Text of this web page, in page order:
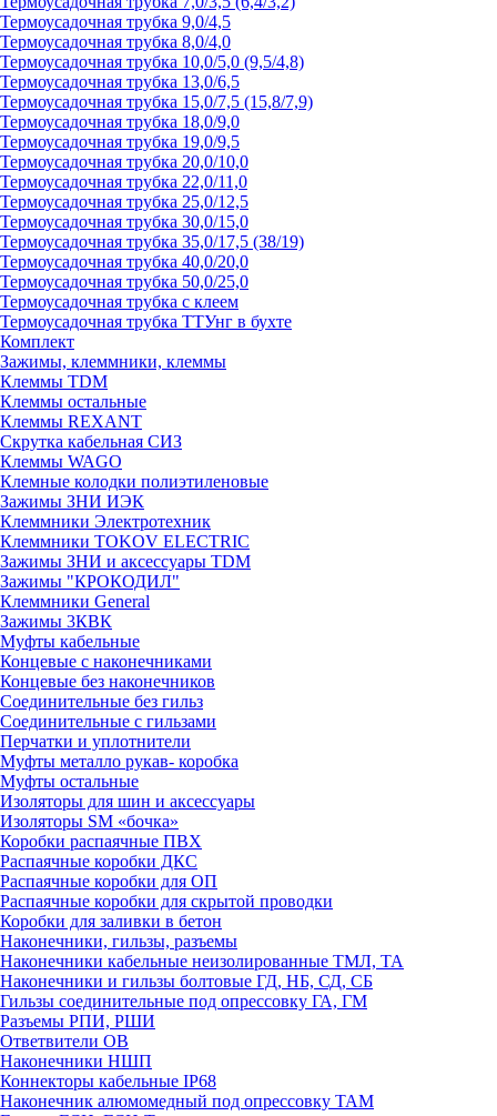
Термоусадочная трубка 9,0/4,5
Термоусадочная трубка 8,0/4,0
Термоусадочная трубка 10,0/5,0 (9,5/4,8)
Термоусадочная трубка 13,0/6,5
Термоусадочная трубка 15,0/7,5 (15,8/7,9)
Термоусадочная трубка 18,0/9,0
Термоусадочная трубка 19,0/9,5
Термоусадочная трубка 20,0/10,0
Термоусадочная трубка 22,0/11,0
Термоусадочная трубка 25,0/12,5
Термоусадочная трубка 30,0/15,0
Термоусадочная трубка 35,0/17,5 (38/19)
Термоусадочная трубка 40,0/20,0
Термоусадочная трубка 50,0/25,0
Термоусадочная трубка с клеем
Термоусадочная трубка ТТУнг в бухте
Комплект
Зажимы, клеммники, клеммы
Клеммы TDM
Клеммы остальные
Клеммы REXANT
Скрутка кабельная СИЗ
Клеммы WAGO
Клемные колодки полиэтиленовые
Зажимы ЗНИ ИЭК
Клеммники Электротехник
Клеммники TOKOV ELECTRIC
Зажимы ЗНИ и аксессуары TDM
Зажимы "КРОКОДИЛ"
Клеммники General
Зажимы 3КВК
Муфты кабельные
Концевые с наконечниками
Концевые без наконечников
Соединительные без гильз
Соединительные с гильзами
Перчатки и уплотнители
Муфты металло рукав- коробка
Муфты остальные
Изоляторы для шин и аксессуары
Изоляторы SM «бочка»
Коробки распаячные ПВХ
Распаячные коробки ДКС
Распаячные коробки для ОП
Распаячные коробки для скрытой проводки
Коробки для заливки в бетон
Наконечники, гильзы, разъемы
Наконечники кабельные неизолированные ТМЛ, ТА
Наконечники и гильзы болтовые ГД, НБ, СД, СБ
Гильзы соединительные под опрессовку ГА, ГМ
Разъемы РПИ, РШИ
Ответвители ОВ
Наконечники НШП
Коннекторы кабельные IP68
Наконечник алюмомедный под опрессовку ТАМ